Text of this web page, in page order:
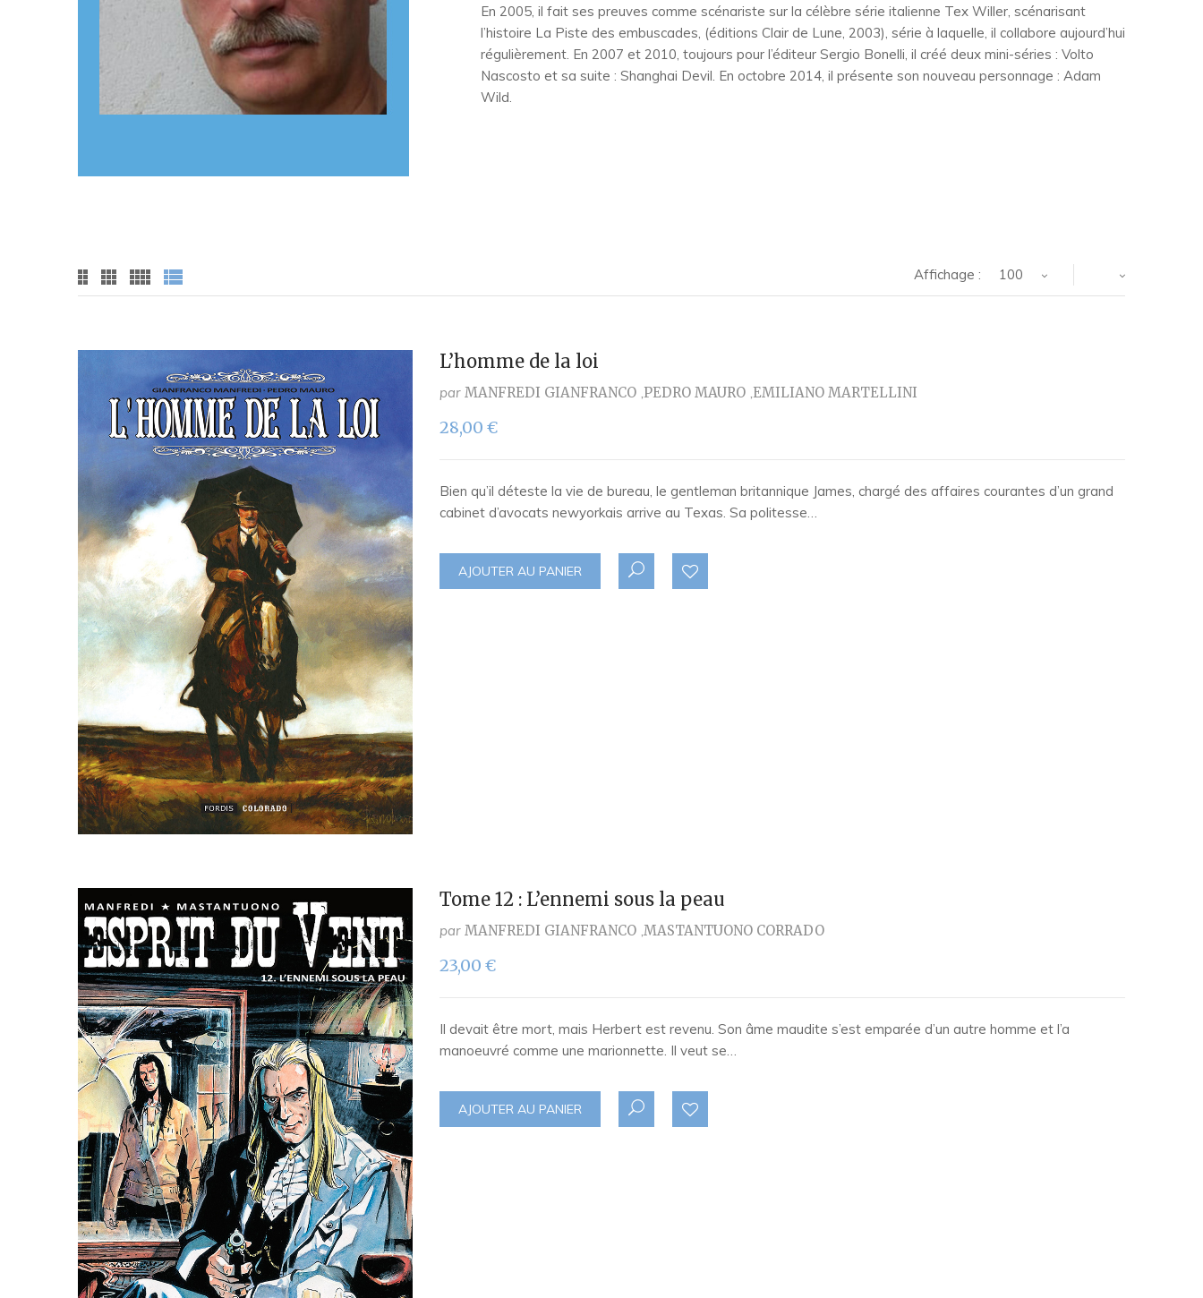
En 2005, il fait ses preuves comme scénariste sur la célèbre série italienne Tex Willer, scénarisant
l’histoire La Piste des embuscades, (éditions Clair de Lune, 2003), série à laquelle, il collabore aujourd’hui
régulièrement. En 2007 et 2010, toujours pour l’éditeur Sergio Bonelli, il créé deux mini-séries : Volto
Nascosto et sa suite : Shanghai Devil. En octobre 2014, il présente son nouveau personnage : Adam
Wild.
Affichage : 100
L’homme de la loi
par MANFREDI GIANFRANCO PEDRO MAURO EMILIANO MARTELLINI
28,00€
Bien qu’il déteste la vie de bureau, le gentleman britannique James, chargé des affaires courantes d’un grand
cabinet d’avocats newyorkais arrive au Texas. Sa politesse…
AJOUTER AU PANIER
Tome 12 : L’ennemi sous la peau
par MANFREDI GIANFRANCO MASTANTUONO CORRADO
23,00€
Il devait être mort, mais Herbert est revenu. Son âme maudite s’est emparée d’un autre homme et l’a
manoeuvré comme une marionnette. Il veut se…
AJOUTER AU PANIER